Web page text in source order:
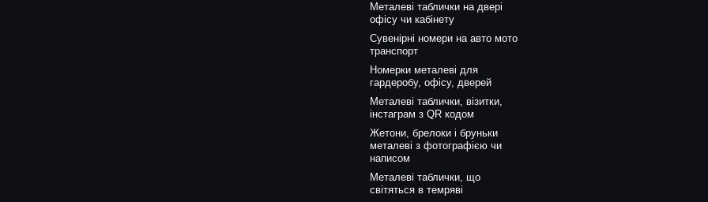
Металеві таблички на двері
офісу чи кабінету
Сувенірні номери на авто мото
транспорт
Номерки металеві для
гардеробу, офісу, дверей
Металеві таблички, візитки,
інстаграм з QR кодом
Жетони, брелоки і бруньки
металеві з фотографією чи
написом
Металеві таблички, що
світяться в темряві